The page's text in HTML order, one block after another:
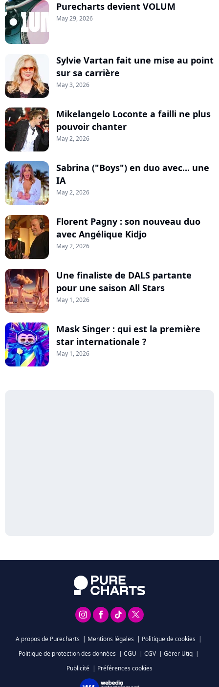
Purecharts devient VOLUM
May 29, 2026
Sylvie Vartan fait une mise au point
sur sa carrière
May 3, 2026
Mikelangelo Loconte a failli ne plus
pouvoir chanter
May 2, 2026
Sabrina ("Boys") en duo avec... une
IA
May 2, 2026
Florent Pagny : son nouveau duo
avec Angélique Kidjo
May 2, 2026
Une finaliste de DALS partante
pour une saison All Stars
May 1, 2026
Mask Singer : qui est la première
star internationale ?
May 1, 2026
A propos de Purecharts | Mentions légales | Politique de cookies |
Politique de protection des données | CGU | CGV | Gérer Utiq |
Publicité | Préférences cookies